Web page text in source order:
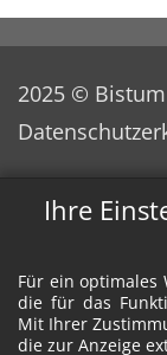
Ihre
Für ein optimales
die für das
Mit Ihrer
die zur Anzeige
2025 ©